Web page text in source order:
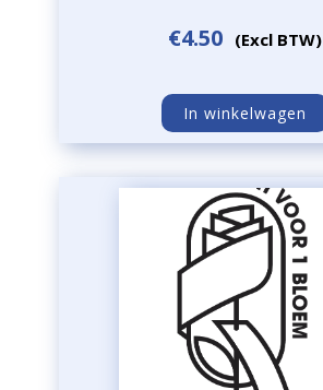
€4.50 (Excl BTW)
In winkelwagen